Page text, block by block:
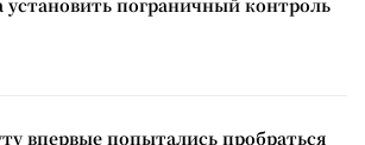
впервые попытались пробраться